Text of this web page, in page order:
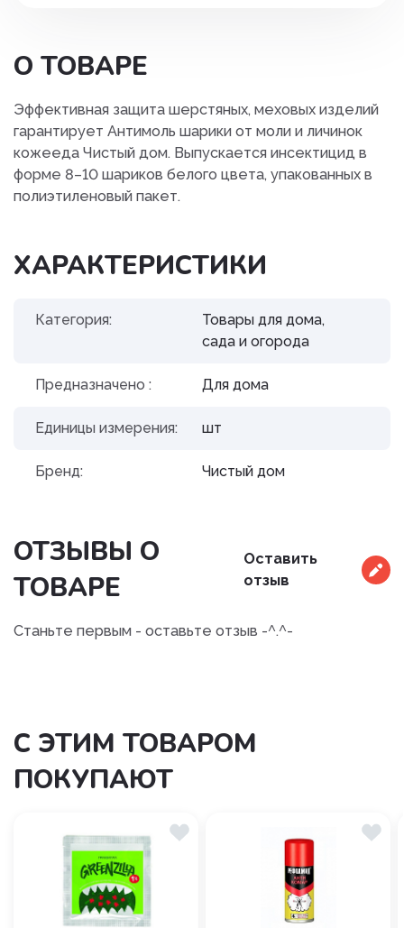
О ТОВАРЕ
Эффективная защита шерстяных, меховых изделий
гарантирует Антимоль шарики от моли и личинок
кожееда Чистый дом. Выпускается инсектицид в
форме 8–10 шариков белого цвета, упакованных в
полиэтиленовый пакет.
ХАРАКТЕРИСТИКИ
Категория:
Товары для дома,
сада и огорода
Предназначено : Для дома
Единицы измерения: шт
Бренд: Чистый дом
ОТЗЫВЫ О
ТОВАРЕ
Оставить
отзыв
Станьте первым - оставьте отзыв -^.^-
С ЭТИМ ТОВАРОМ
ПОКУПАЮТ